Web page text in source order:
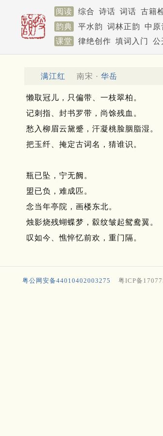
阅读 综合 诗话 词话 古籍
韵典
平水韵 词林正韵 中原
课堂
律绝创作 填词入门 公
满江红 南宋 · 华岳
懒取冠儿，只偏带、一枝翠柏。
记刺指、封书罗带，尚馀残血。
愁入柳眉云黛蹙，汗凝桃脸胭脂湿。
把玉纤、掩定古词名，猜谁识。
瓶已坠，宁无阙。
盟已负，难成匹。
念当年亭院，画楼东北。
烛影烧残蝴蝶梦，縠纹皱起鸳鸯翼。
叹如今、憔悴忆前欢，重门隔。
粤公网安备44010402003275 粤ICP备